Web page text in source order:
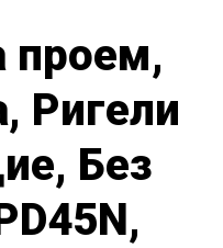
проем,
Ригели
Без